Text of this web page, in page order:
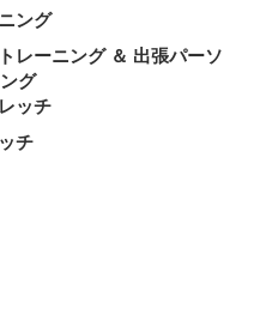
ング
レーニング ＆ 出張パーソ
グ
ッチ
チ